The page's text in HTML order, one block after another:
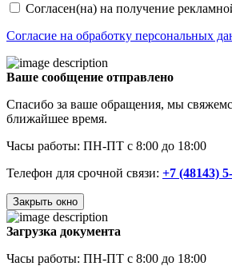
Согласен(на) на получение
Согласие на обработку персональных
Ваше сообщение отправлено
Спасибо за ваше обращения, мы
ближайшее время.
Часы работы: ПН-ПТ с 8:00 до 18:00
Телефон для срочной связи: +7 (48143)
Закрыть окно
Загрузка документа
Часы работы: ПН-ПТ с 8:00 до 18:00